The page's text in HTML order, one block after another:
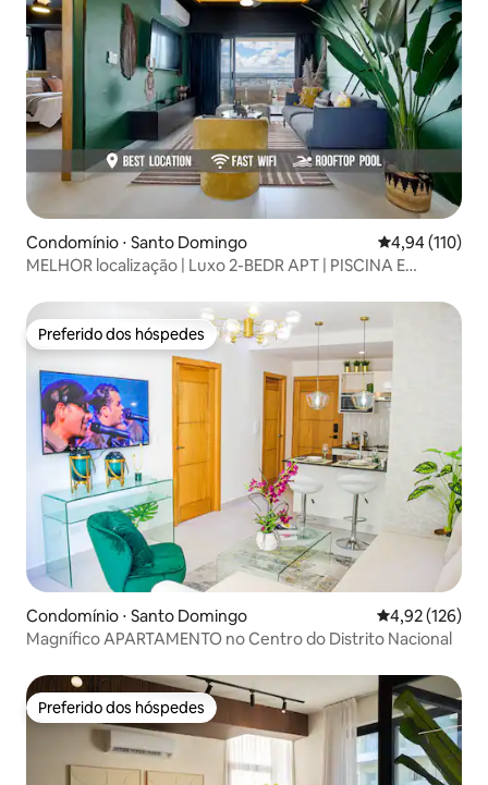
Condomínio ⋅ Santo Domingo 4,94 de uma
4,94 (110)
MELHOR localização | Luxo 2-BEDR APT | PISCINA E
Preferido dos hóspedes
Preferido dos hóspedes
Condomínio ⋅ Santo Domingo 4,92 de uma
4,92 (126)
Magnífico APARTAMENTO no Centro do Distrito Nacional
Preferido dos hóspedes
Preferido dos hóspedes